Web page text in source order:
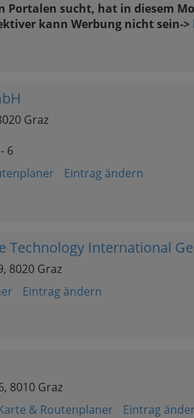
Portalen sucht, hat in diesem
kann Werbung nicht sein->
Graz
6
Eintrag ändern
Technology International
8020 Graz
Eintrag ändern
8010 Graz
& Routenplaner Eintrag